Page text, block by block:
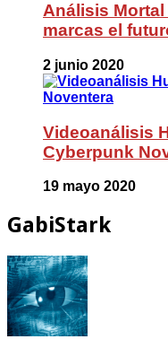
Análisis Mortal
marcas el
2 junio 2020
Videoanálisis
Cyberpunk
19 mayo 2020
GabiStark